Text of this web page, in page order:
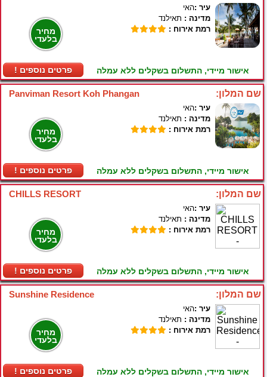
מחיר
בלעדי
! פרטים נוספים
עיר :האי
מדינה : תאילנד
רמת אירוח :
אישור מיידי, התשלום בשקלים ללא עמלה
Panviman Resort Koh Phangan שם המלון:
מחיר
בלעדי
! פרטים נוספים
עיר :האי
מדינה : תאילנד
רמת אירוח :
אישור מיידי, התשלום בשקלים ללא עמלה
CHILLS RESORT שם המלון:
מחיר
בלעדי
! פרטים נוספים
עיר :האי
מדינה : תאילנד
רמת אירוח :
אישור מיידי, התשלום בשקלים ללא עמלה
Sunshine Residence שם המלון:
מחיר
בלעדי
! פרטים נוספים
עיר :האי
מדינה : תאילנד
רמת אירוח :
אישור מיידי, התשלום בשקלים ללא עמלה